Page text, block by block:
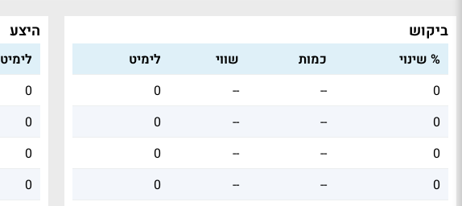
ביקוש
% שינוי כמות שווי
לימיט
0
--
--
0
0
--
--
0
0
--
--
0
0
--
--
0
היצע
לימיט
0
0
0
0